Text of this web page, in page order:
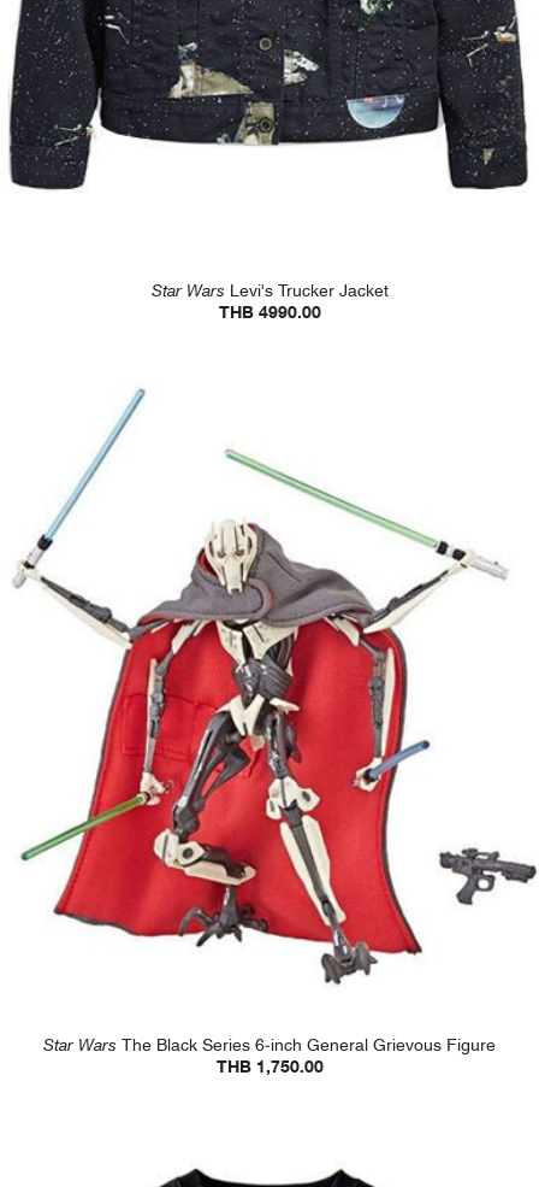
Star Wars Levi's Trucker Jacket
THB 4990.00
Star Wars The Black Series 6-inch General Grievous Figure
THB 1,750.00